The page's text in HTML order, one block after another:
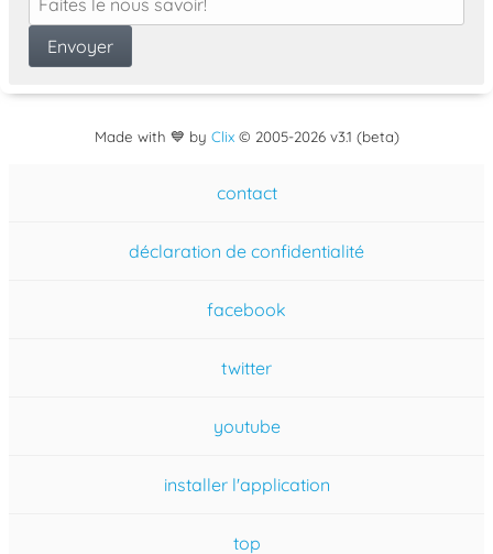
Made with 💙 by Clix© 2005-2026 v3.1 (beta)
contact
déclaration de confidentialité
facebook
twitter
youtube
installer l'application
top